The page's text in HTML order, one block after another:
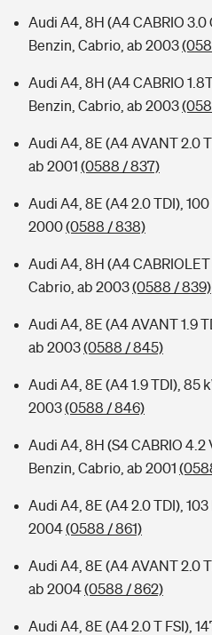
Audi A4, 8H (A4 CABRIO 3.0
Benzin, Cabrio, ab 2003
Audi A4, 8H (A4 CABRIO
Benzin, Cabrio, ab 2003
Audi A4, 8E (A4 AVANT 2.0
ab 2001 (0588 / 837)
Audi A4, 8E (A4 2.0 TDI),
2000(0588 / 838)
Audi A4, 8H (A4 CABRIOLET
Cabrio, ab 2003(0588 / 839)
Audi A4, 8E (A4 AVANT 1.9
ab 2003(0588 / 845)
Audi A4, 8E (A4 1.9 TDI), 85
2003(0588 / 846)
Audi A4, 8H (S4 CABRIO 4.2
Benzin, Cabrio, ab 2001
Audi A4, 8E (A4 2.0 TDI),
2004(0588 / 861)
Audi A4, 8E (A4 AVANT 2.0
ab 2004(0588 / 862)
Audi A4, 8E (A4 2.0 T FSI),